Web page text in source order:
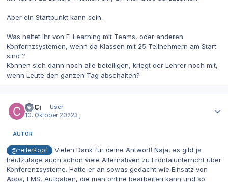
Aber ein Startpunkt kann sein.
Was haltet Ihr von E-Learning mit Teams, oder anderen
Konfernzsystemen, wenn da Klassen mit 25 Teilnehmern am Start
sind ?
Können sich dann noch alle beteiligen, kriegt der Lehrer noch mit,
wenn Leute den ganzen Tag abschalten?
CeCi
User
10. Oktober 20223 j
AUTOR
@hellerKopf
Vielen Dank für deine Antwort! Naja, es gibt ja
heutzutage auch schon viele Alternativen zu Frontalunterricht über
Konferenzsysteme. Hatte er an sowas gedacht wie Einsatz von
Apps, LMS, Aufgaben, die man online bearbeiten kann und so.